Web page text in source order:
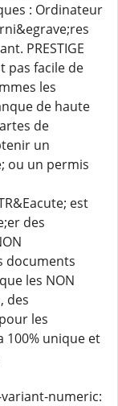
: Ordinateur
PRESTIGE
pas facile de
les
de haute
de
un
ou un permis
est
des
documents
les NON
des
les
100% unique et
numeric: